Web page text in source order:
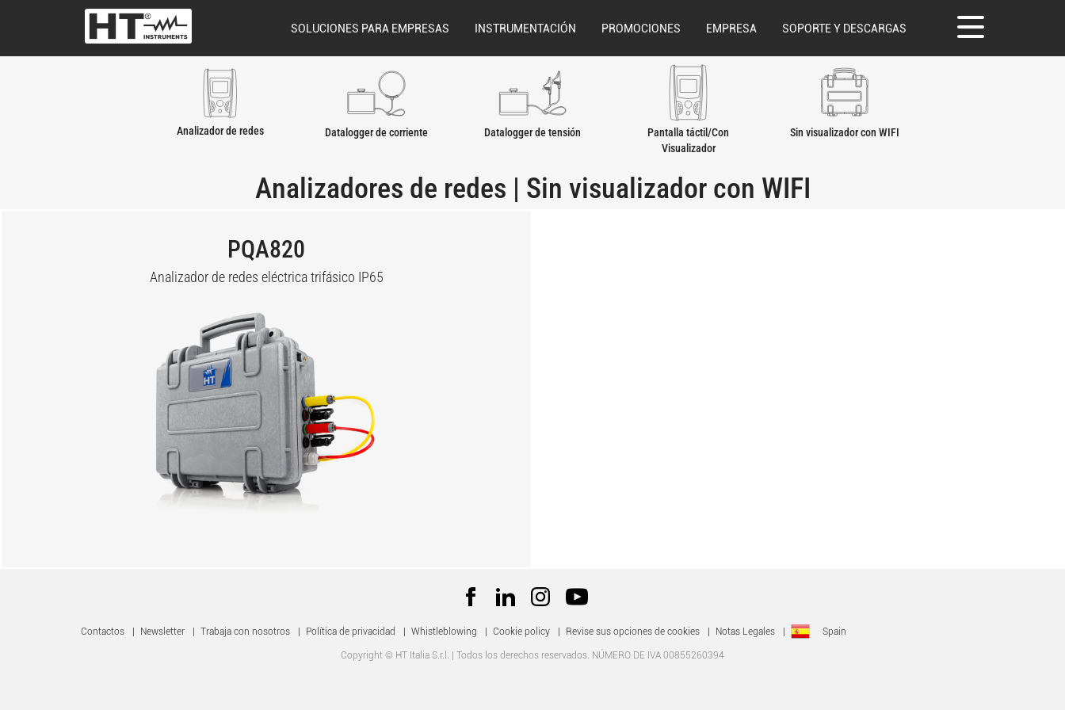
SOLUCIONES PARA EMPRESAS INSTRUMENTACIÓN PROMOCIONES EMPRESA SOPORTE Y DESCARGAS
Analizador de redes Datalogger de corriente Datalogger de tensión
Pantalla táctil/Con
Visualizador
Sin visualizador con WIFI
Analizadores de redes | Sin visualizador con WIFI
PQA820
Analizador de redes eléctrica trifásico IP65
Contactos Newsletter Trabaja con nosotros Política de privacidad Whistleblowing Cookie policy Revise sus opciones de cookies Notas Legales Spain
Copyright © HT Italia S.r.l. | Todos los derechos reservados. NÚMERO DE IVA 00855260394